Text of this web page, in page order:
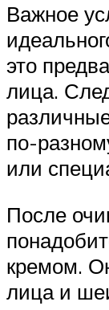
Важное
это
лица.
по-
или
После
кремом.
лица и